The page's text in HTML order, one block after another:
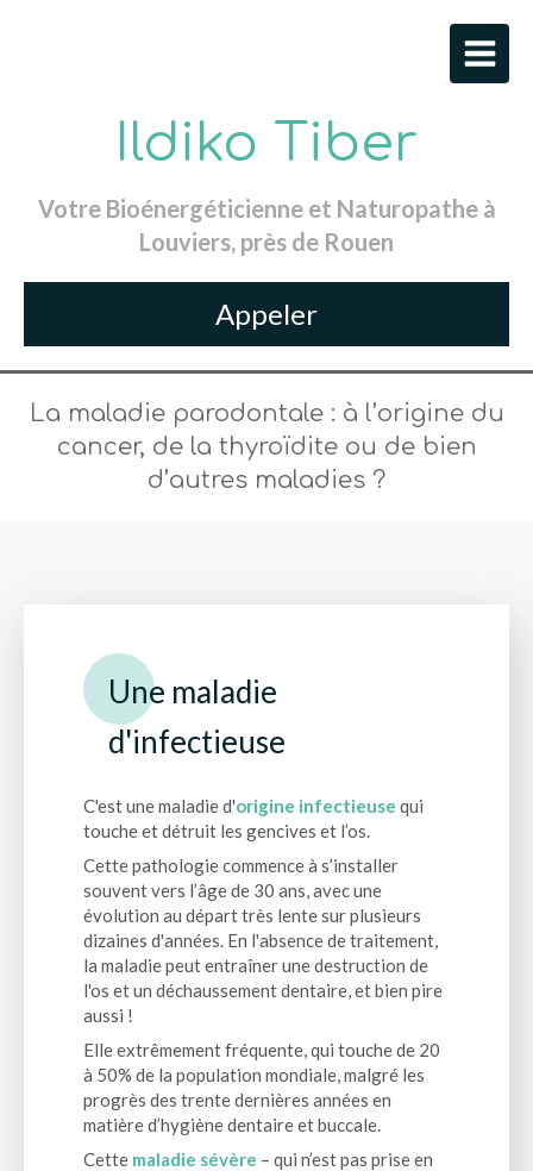
Ildiko Tiber
Votre Bioénergéticienne et Naturopathe à
Louviers, près de Rouen
Appeler
La maladie parodontale : à l’origine du
cancer, de la thyroïdite ou de bien
d’autres maladies ?
Une maladie
d'infectieuse
C'est une maladie d'origine infectieuse qui
touche et détruit les gencives et l’os.
Cette pathologie commence à s’installer
souvent vers l’âge de 30 ans, avec une
évolution au départ très lente sur plusieurs
dizaines d'années. En l'absence de traitement,
la maladie peut entraîner une destruction de
l'os et un déchaussement dentaire, et bien pire
aussi !
Elle extrêmement fréquente, qui touche de 20
à 50% de la population mondiale, malgré les
progrès des trente dernières années en
matière d’hygiène dentaire et buccale.
Cette maladie sévère – qui n’est pas prise en